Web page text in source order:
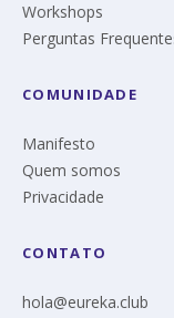
Workshops
Perguntas
COMUNIDADE
Manifesto
Quem somos
Privacidade
CONTATO
hola@eureka.club